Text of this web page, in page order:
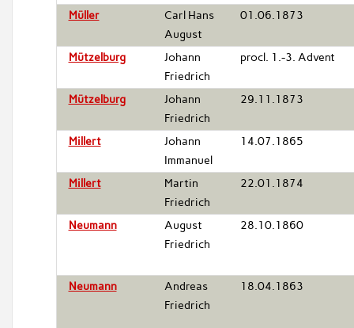
Müller
Carl Hans
August
01.06.1873
Mützelburg
Johann
Friedrich
procl. 1.-3. Advent
Mützelburg
Johann
Friedrich
29.11.1873
Millert
Johann
Immanuel
14.07.1865
Millert
Martin
Friedrich
22.01.1874
Neumann
August
Friedrich
28.10.1860
Neumann
Andreas
Friedrich
18.04.1863